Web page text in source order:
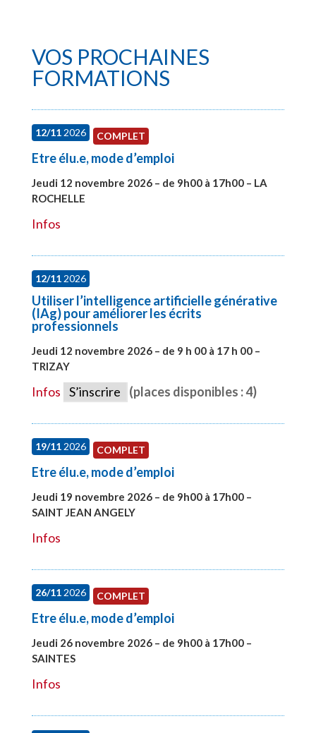
VOS PROCHAINES
FORMATIONS
12/112026 COMPLET
Etre élu.e, mode d’emploi
Jeudi 12 novembre 2026 – de 9h00 à 17h00 – LA
ROCHELLE
Infos
12/112026
Utiliser l’intelligence artificielle générative
(IAg) pour améliorer les écrits
professionnels
Jeudi 12 novembre 2026 – de 9 h 00 à 17 h 00 –
TRIZAY
Infos S’inscrire (places disponibles : 4)
19/112026 COMPLET
Etre élu.e, mode d’emploi
Jeudi 19 novembre 2026 – de 9h00 à 17h00 –
SAINT JEAN ANGELY
Infos
26/112026 COMPLET
Etre élu.e, mode d’emploi
Jeudi 26 novembre 2026 – de 9h00 à 17h00 –
SAINTES
Infos